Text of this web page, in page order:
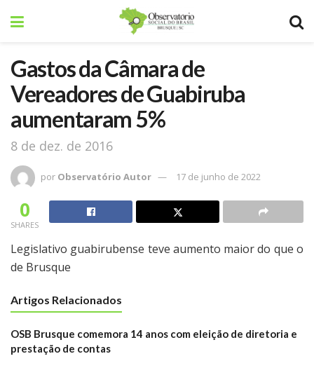
Gastos da Câmara de
Vereadores de Guabiruba
aumentaram 5%
8 de dez. de 2016
por Observatório Autor 17 de junho de 2022
0
SHARES
Legislativo guabirubense teve aumento maior do que o
de Brusque
Artigos Relacionados
OSB Brusque comemora 14 anos com eleição de diretoria e
prestação de contas